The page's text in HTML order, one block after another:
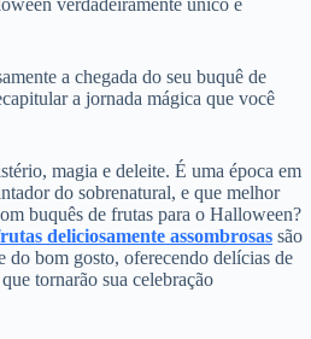
a chegada do seu buquê de
a jornada mágica que você
magia e deleite. É uma época em
do sobrenatural, e que melhor
buquês de frutas para o Halloween?
deliciosamente assombrosas são
do bom gosto, oferecendo delícias de
tornarão sua celebração